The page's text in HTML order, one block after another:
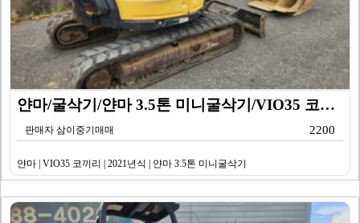
얀마/굴삭기/얀마 3.5톤 미니굴삭기/VIO35 코끼리…
판매자 삼이중기매매 2200
얀마 | VIO35 코끼리 | 2021년식 | 얀마 3.5톤 미니굴삭기